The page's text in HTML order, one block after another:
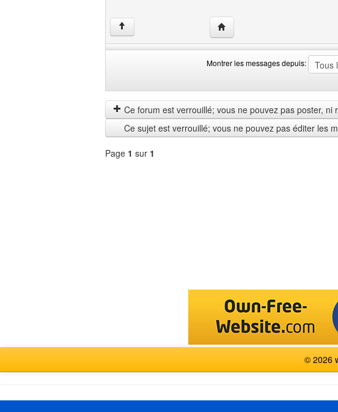
↑ Visiter le site web de
Montrer les messages depuis:
les
messages
depuis
by
Ce forum est verrouillé; vous ne pouvez pas poster, ni
Ce sujet est verrouillé; vous ne pouvez pas éditer les
Page 1 sur 1
© 2026